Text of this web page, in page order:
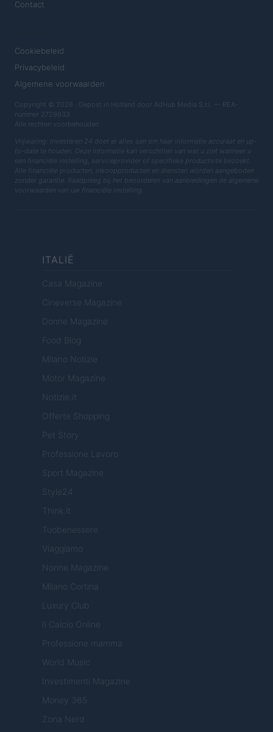
Contact
Cookiebeleid
Privacybeleid
Algemene voorwaarden
Copyright © 2026 · Gepost in Holland door AdHub Media S.r.l. — REA-
nummer 2729933
Alle rechten voorbehouden
Vrijwaring: Investeren 24 doet er alles aan om haar informatie accuraat en up-
to-date te houden. Deze informatie kan verschillen van wat u ziet wanneer u
een financiële instelling, serviceprovider of specifieke productsite bezoekt.
Alle financiële producten, inkoopproducten en diensten worden aangeboden
zonder garantie. Raadpleeg bij het beoordelen van aanbiedingen de algemene
voorwaarden van uw financiële instelling.
ITALIË
Casa Magazine
Cineverse Magazine
Donne Magazine
Food Blog
Milano Notizie
Motor Magazine
Notizie.it
Offerte Shopping
Pet Story
Professione Lavoro
Sport Magazine
Style24
Think.it
Tuobenessere
Viaggiamo
Nonne Magazine
Milano Cortina
Luxury Club
Il Calcio Online
Professione mamma
World Music
Investimenti Magazine
Money 365
Zona Nerd